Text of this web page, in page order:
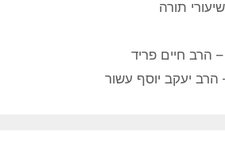
שיעורי תורה
הרב חיים פריד
יעקב יוסף עשור